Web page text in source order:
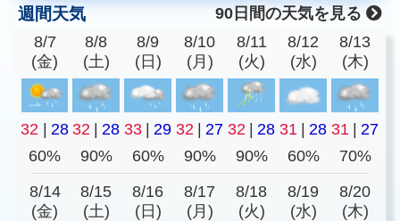
週間天気
90日間の天気を見る
8/7
(金)
8/8
(土)
8/9
(日)
8/10
(月)
8/11
(火)
8/12
(水)
8/13
(木)
32 | 28 32 | 28 33 | 29 32 | 27 32 | 28 31 | 28 31 | 27
60%
90% 60% 90% 90% 60% 70%
8/14
(金)
8/15
(土)
8/16
(日)
8/17
(月)
8/18
(火)
8/19
(水)
8/20
(木)